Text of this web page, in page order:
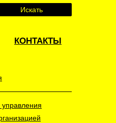
Искать
КОНТАКТЫ
управления